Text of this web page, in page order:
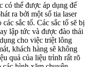
có thể được áp dụng để
ra bởi một số tia laser
sắc tố. Các sắc tố sẽ bị
lập tức và được đào thải
cho việc triệt lông
khách hàng sẽ không
quả của liệu trình rất rõ